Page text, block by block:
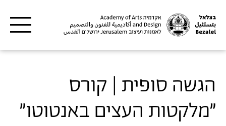
הגשה סופית | קורס
״מלקטות העצים באנטוטו״